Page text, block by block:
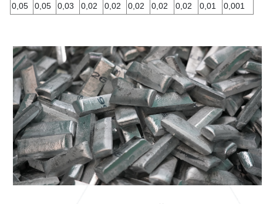
0,05
0,05 0,03 0,02 0,02 0,02 0,02 0,02 0,01 0,001